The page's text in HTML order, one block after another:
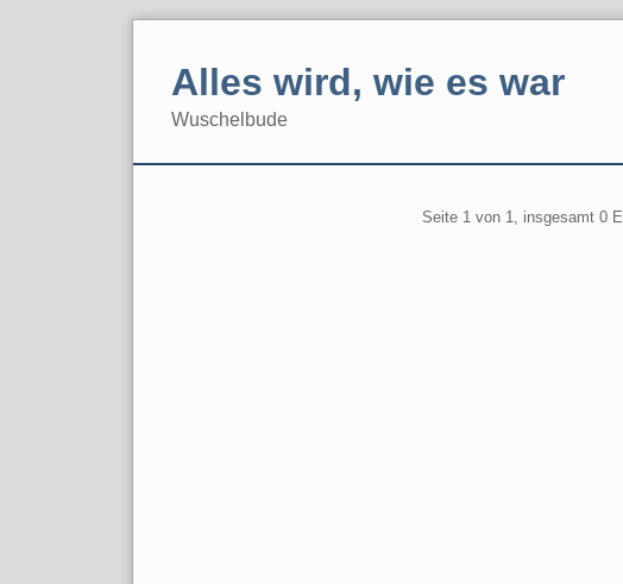
Alles wird, wie es war
Wuschelbude
Seite 1 von 1, insgesamt 0